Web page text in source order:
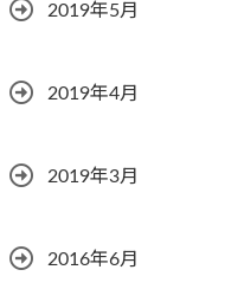
2019年5月
2019年4月
2019年3月
2016年6月